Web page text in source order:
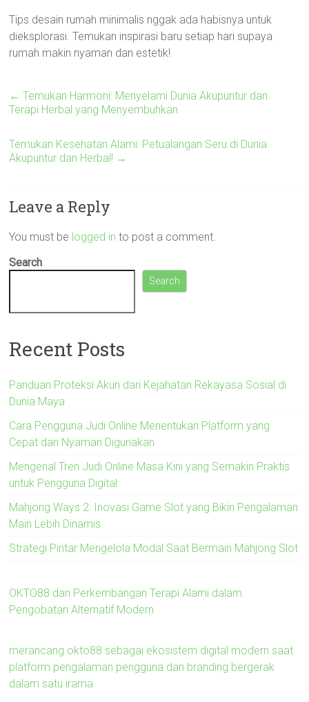
Tips desain rumah minimalis nggak ada habisnya untuk
dieksplorasi. Temukan inspirasi baru setiap hari supaya
rumah makin nyaman dan estetik!
← Temukan Harmoni: Menyelami Dunia Akupuntur dan
Terapi Herbal yang Menyembuhkan
Temukan Kesehatan Alami: Petualangan Seru di Dunia
Akupuntur dan Herbal! →
Leave a Reply
You must be logged in to post a comment.
Search
Search
Recent Posts
Panduan Proteksi Akun dari Kejahatan Rekayasa Sosial di
Dunia Maya
Cara Pengguna Judi Online Menentukan Platform yang
Cepat dan Nyaman Digunakan
Mengenal Tren Judi Online Masa Kini yang Semakin Praktis
untuk Pengguna Digital
Mahjong Ways 2: Inovasi Game Slot yang Bikin Pengalaman
Main Lebih Dinamis
Strategi Pintar Mengelola Modal Saat Bermain Mahjong Slot
OKTO88 dan Perkembangan Terapi Alami dalam
Pengobatan Alternatif Modern
merancang okto88 sebagai ekosistem digital modern saat
platform pengalaman pengguna dan branding bergerak
dalam satu irama